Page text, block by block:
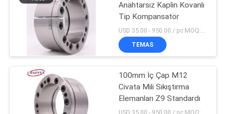
Elektromanyetik
Debriyaj Fren
Anahtarsız Kaplin Kovanlı
Tip Kompansatör
TEMAS
100mm İç Çap M12
Civata Mili Sıkıştırma
Elemanları Z9 Standardı